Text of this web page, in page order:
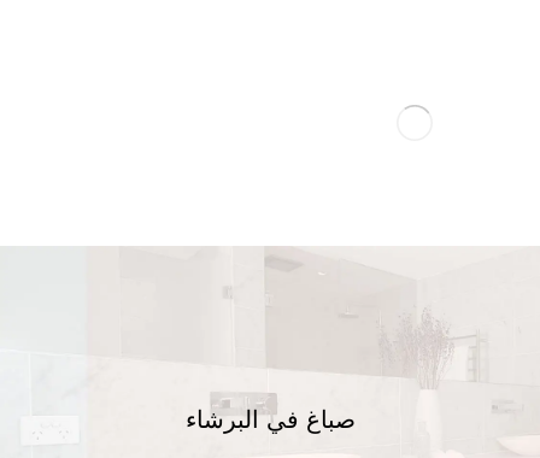
صباغ في البرشاء